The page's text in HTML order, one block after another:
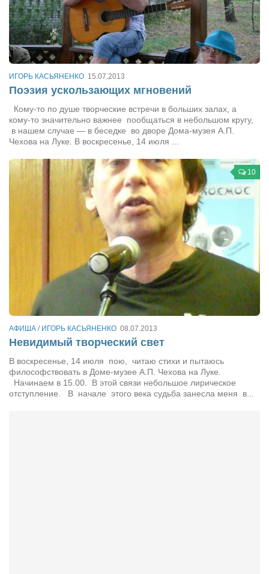
Конкурсы
Фестиваль. Конкурс «Колибри» 2017
Конкурс «Колибри» 2016
Конкурс «Колибри» 2015
Литературный конкурс «Я люблю Украину»
Конкурс «Колибри — детям!» 2014
Конкурс «Колибри» 2013
Интервью
Афиша
Афиша Киев
Афиша Сумы
О нас
ИГОРЬ КАСЬЯНЕНКО 15.07.2013
Поэзия ускользающих мгновений
Кому-то по душе творческие встречи в больших залах, а
кому-то значительно важнее пообщаться в небольшом кругу,
в нашем случае — в беседке во дворе Дома-музея А.П.
Чехова на Луке. В воскресенье, 14 июля ...
10
АФИША / ИГОРЬ КАСЬЯНЕНКО 08.07.2013
Невидимый творческий свет
В воскресенье, 14 июля пою, читаю стихи и пытаюсь
философствовать в Доме-музее А.П. Чехова на Луке.
Начинаем в 15.00. В этой связи небольшое лирическое
отступление. В начале этого века судьба занесла меня в...